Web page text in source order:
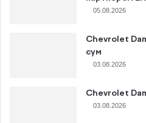
05.08.2026
Chevrolet
сум
03.08.2026
Chevrolet
03.08.2026